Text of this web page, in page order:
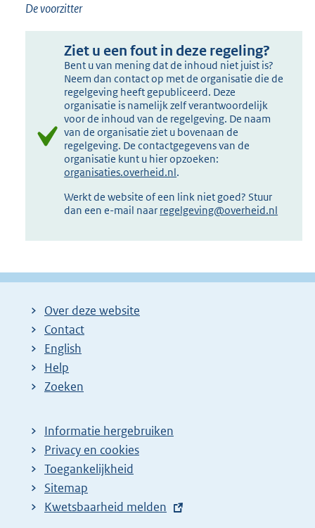
De voorzitter
Ziet u een fout in deze regeling?
Bent u van mening dat de inhoud niet juist is?
Neem dan contact op met de organisatie die de
regelgeving heeft gepubliceerd. Deze
organisatie is namelijk zelf verantwoordelijk
voor de inhoud van de regelgeving. De naam
van de organisatie ziet u bovenaan de
regelgeving. De contactgegevens van de
organisatie kunt u hier opzoeken:
organisaties.overheid.nl.
Werkt de website of een link niet goed? Stuur
dan een e-mail naar regelgeving@overheid.nl
Over deze website
Contact
English
Help
Zoeken
Informatie hergebruiken
Privacy en cookies
Toegankelijkheid
Sitemap
E
Kwetsbaarheid melden